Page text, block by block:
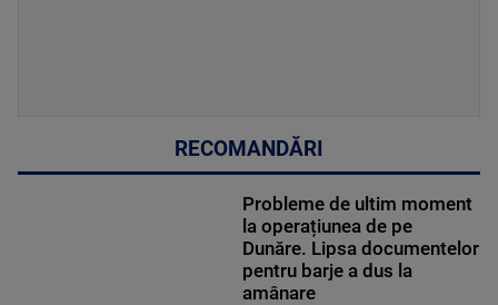
RECOMANDĂRI
Probleme de ultim moment
la operațiunea de pe
Dunăre. Lipsa documentelor
pentru barje a dus la
amânare